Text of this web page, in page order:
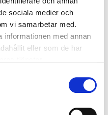
sociala medier och
vi samarbetar med.
informationen med annan
eller som de har